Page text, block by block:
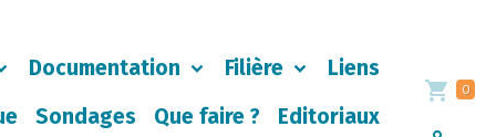
Documentation Filière
Liens
Sondages Que faire ?
Editoriaux
0